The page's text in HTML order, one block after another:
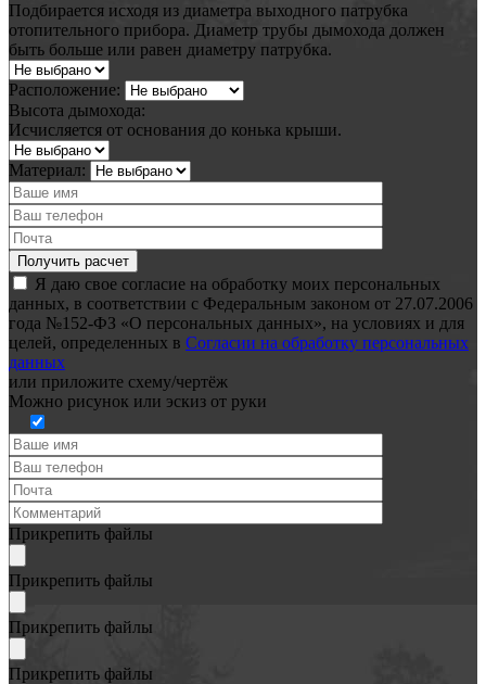
Подбирается исходя из диаметра выходного патрубка
отопительного прибора. Диаметр трубы дымохода должен
быть больше или равен диаметру патрубка.
Расположение:
Высота дымохода:
Исчисляется от основания до конька крыши.
Материал:
Я даю свое согласие на обработку моих персональных
данных, в соответствии с Федеральным законом от 27.07.2006
года №152-ФЗ «О персональных данных», на условиях и для
целей, определенных в Согласии на обработку персональных
данных
или приложите схему/чертёж
Можно рисунок или эскиз от руки
Прикрепить файлы
Прикрепить файлы
Прикрепить файлы
Прикрепить файлы